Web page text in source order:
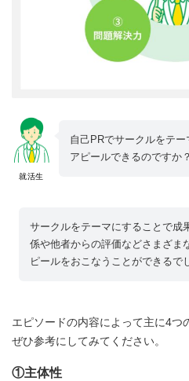
就活生
自己PRでサークルをテ
アピールできるのですか？
サークルをテーマにすることで成
係や他者からの評価などさまざま
ピールをおこなうことができるで
エピソードの内容によって主に4つ
ぜひ参考にしてみてください。
①主体性